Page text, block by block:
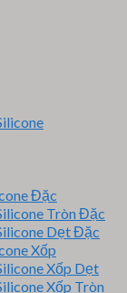
Đặc
Tròn Đặc
Dẹt Đặc
Xốp
Xốp Dẹt
Xốp Tròn